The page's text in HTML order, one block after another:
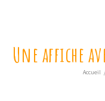
Une affiche
Accueil